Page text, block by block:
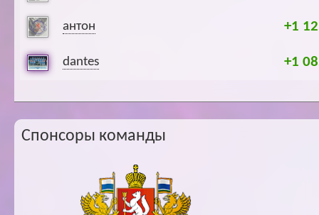
антон +1
dantes +1
Спонсоры команды